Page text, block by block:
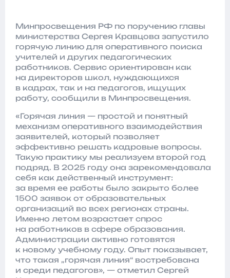
Минпросвещения РФ по поручению главы
министерства Сергея Кравцова запустило
горячую линию для оперативного поиска
учителей и других педагогических
работников. Сервис ориентирован как
на директоров школ, нуждающихся
в кадрах, так и на педагогов, ищущих
работу, сообщили в Минпросвещения.
«Горячая линия — простой и понятный
механизм оперативного взаимодействия
заявителей, который позволяет
эффективно решать кадровые вопросы.
Такую практику мы реализуем второй год
подряд. В 2025 году она зарекомендовала
себя как действенный инструмент:
за время ее работы было закрыто более
1500 заявок от образовательных
организаций во всех регионах страны.
Именно летом возрастает спрос
на работников в сфере образования.
Администрации активно готовятся
к новому учебному году. Опыт показывает,
что такая „горячая линия“ востребована
и среди педагогов», — отметил Сергей